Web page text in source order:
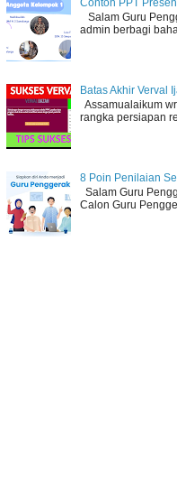
Contoh PPT
Salam Guru
admin berbagi
Batas Akhir Verval
Assamualaikum
rangka persiapan
8 Poin Penilaian
Salam Guru
Calon Guru